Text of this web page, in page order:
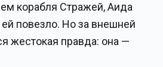
корабля Стражей, Аида
ей повезло. Но за внешней
жестокая правда: она —